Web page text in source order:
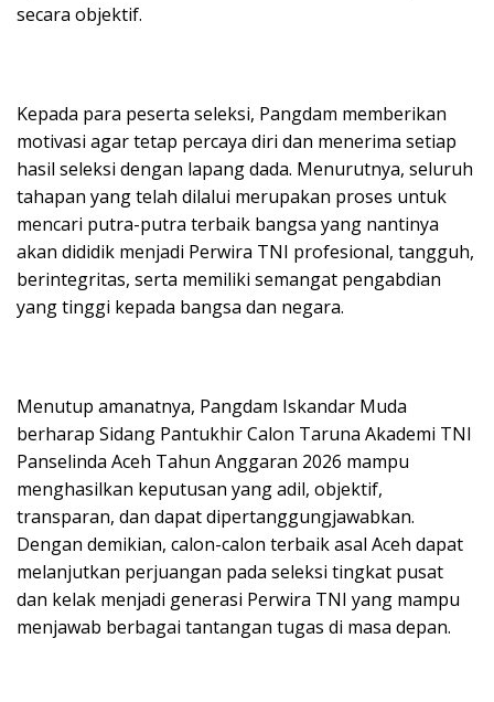
secara objektif.
Kepada para peserta seleksi, Pangdam memberikan
motivasi agar tetap percaya diri dan menerima setiap
hasil seleksi dengan lapang dada. Menurutnya, seluruh
tahapan yang telah dilalui merupakan proses untuk
mencari putra-putra terbaik bangsa yang nantinya
akan dididik menjadi Perwira TNI profesional, tangguh,
berintegritas, serta memiliki semangat pengabdian
yang tinggi kepada bangsa dan negara.
Menutup amanatnya, Pangdam Iskandar Muda
berharap Sidang Pantukhir Calon Taruna Akademi TNI
Panselinda Aceh Tahun Anggaran 2026 mampu
menghasilkan keputusan yang adil, objektif,
transparan, dan dapat dipertanggungjawabkan.
Dengan demikian, calon-calon terbaik asal Aceh dapat
melanjutkan perjuangan pada seleksi tingkat pusat
dan kelak menjadi generasi Perwira TNI yang mampu
menjawab berbagai tantangan tugas di masa depan.